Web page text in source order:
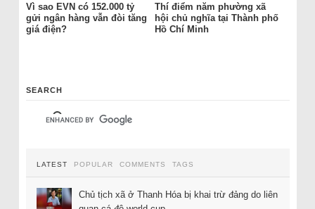
Vì sao EVN có 152.000 tỷ
gửi ngân hàng vẫn đòi tăng
giá điện?
Thí điểm năm phường xã
hội chủ nghĩa tại Thành phố
Hồ Chí Minh
SEARCH
LATEST POPULAR COMMENTS TAGS
Chủ tịch xã ở Thanh Hóa bị khai trừ đảng do liên